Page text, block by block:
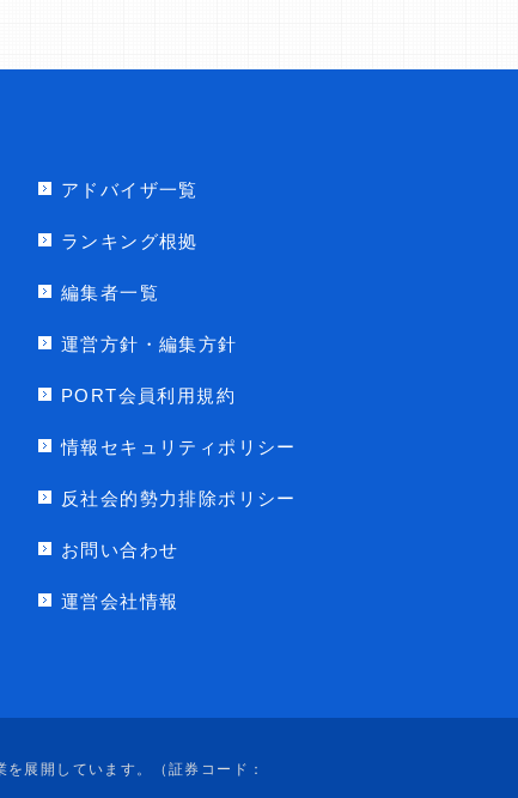
アドバイザ一覧
ランキング根拠
編集者一覧
運営方針・編集方針
PORT会員利用規約
情報セキュリティポリシー
反社会的勢力排除ポリシー
お問い合わせ
運営会社情報